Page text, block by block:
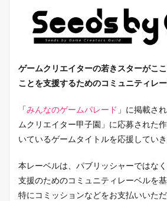
ゲームクリエイターの若きスターがこ
ことを支援するためのコミュニティレ
「みんなのゲームパレード 」に掲載さ
ムクリエイター甲子園」に応募された
いているゲームタイトルを応援していき
本レーベルは、パブリッシャーではな
支援のためのコミュニティレーベルを基
特にコミッションなどをお支払いいただ